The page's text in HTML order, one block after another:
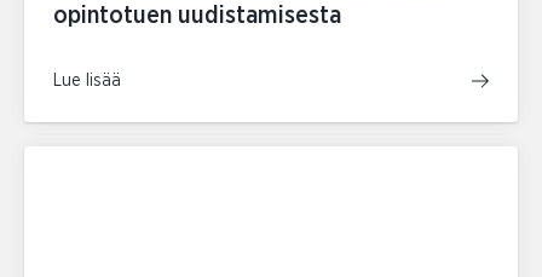
opintotuen uudistamisesta
Lue lisää